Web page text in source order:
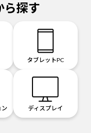
ら探す
タブレットPC
ディスプレイ